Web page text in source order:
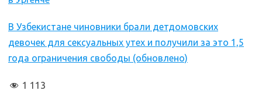
В Узбекистане чиновники брали детдомовских
девочек для сексуальных утех и получили за это 1,5
года ограничения свободы (обновлено)
1 113